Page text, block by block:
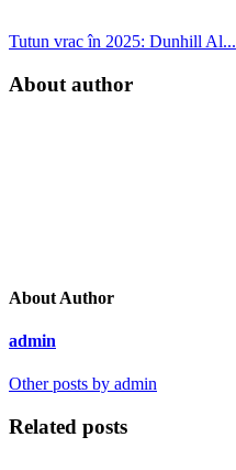
Tutun vrac în 2025: Dunhill Al...
About author
About Author
admin
Other posts by admin
Related posts